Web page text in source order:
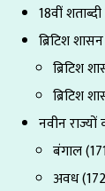
18वीं
ब्रिटिश
ब्रिटिश
ब्रिटिश
नवीन
बंगाल
अवध